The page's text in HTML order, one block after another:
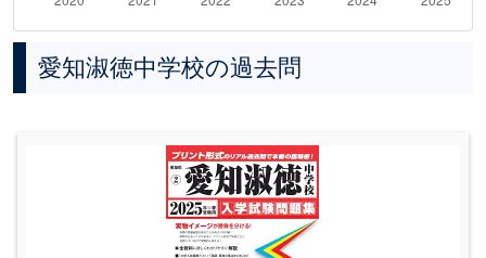
愛知淑徳中学校の過去問